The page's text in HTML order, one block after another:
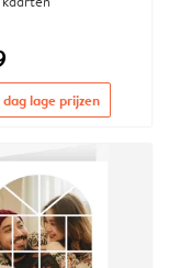
dag lage prijzen